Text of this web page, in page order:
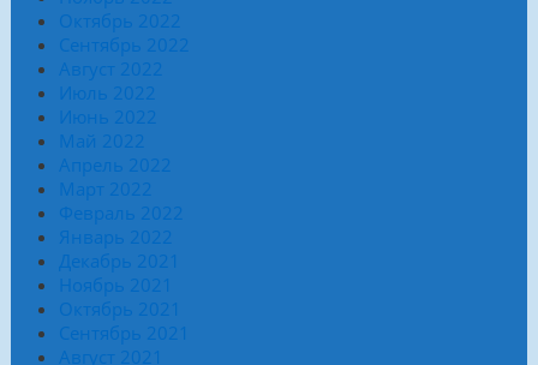
Октябрь 2022
Сентябрь 2022
Август 2022
Июль 2022
Июнь 2022
Май 2022
Апрель 2022
Март 2022
Февраль 2022
Январь 2022
Декабрь 2021
Ноябрь 2021
Октябрь 2021
Сентябрь 2021
Август 2021